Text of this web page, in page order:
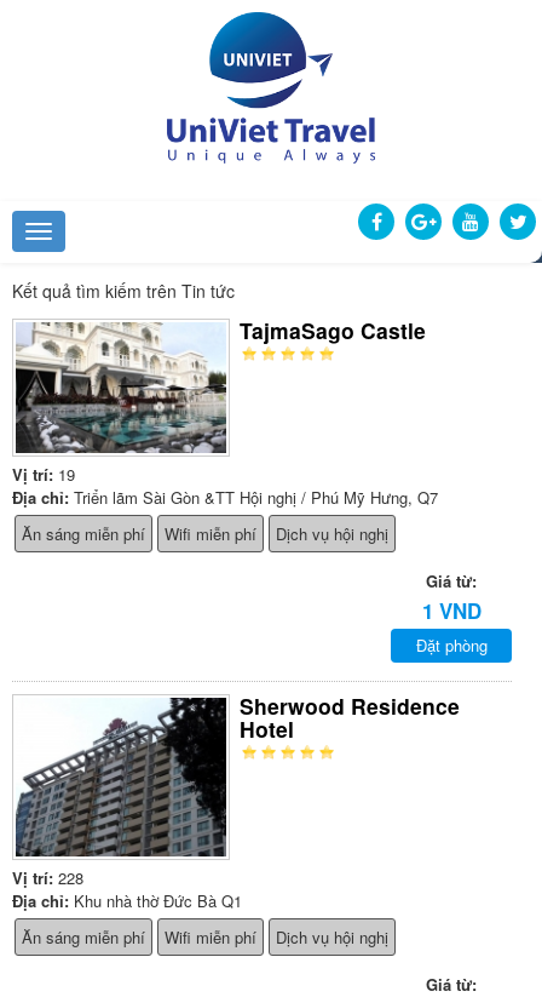
Kết quả tìm kiếm trên Tin tức
TajmaSago Castle
Vị trí: 19
Địa chỉ: Triển lãm Sài Gòn &TT Hội nghị / Phú Mỹ Hưng, Q7
Ăn sáng miễn phí
Wifi miễn phí Dịch vụ hội nghị
Giá từ:
1 VND
Đặt phòng
Sherwood Residence
Hotel
Vị trí: 228
Địa chỉ: Khu nhà thờ Đức Bà Q1
Ăn sáng miễn phí
Wifi miễn phí Dịch vụ hội nghị
Giá từ: